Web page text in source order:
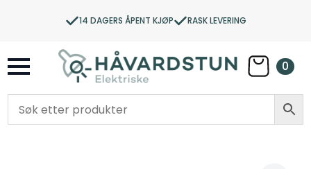
14 DAGERS ÅPENT KJØP RASK LEVERING
0